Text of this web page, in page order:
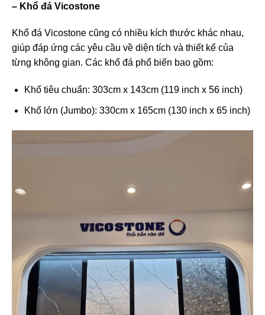
– Khổ đá Vicostone
Khổ đá Vicostone cũng có nhiều kích thước khác nhau,
giúp đáp ứng các yêu cầu về diện tích và thiết kế của
từng không gian. Các khổ đá phổ biến bao gồm:
Khổ tiêu chuẩn: 303cm x 143cm (119 inch x 56 inch)
Khổ lớn (Jumbo): 330cm x 165cm (130 inch x 65 inch)